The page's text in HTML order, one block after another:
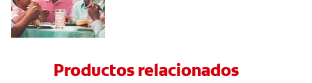
Productos relacionados